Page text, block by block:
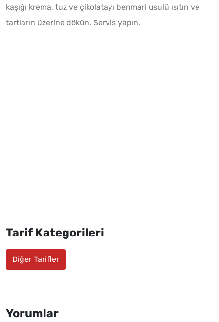
kaşığı krema, tuz ve çikolatayı benmari usulü ısıtın ve
tartların üzerine dökün. Servis yapın.
Tarif Kategorileri
Diğer Tarifler
Yorumlar